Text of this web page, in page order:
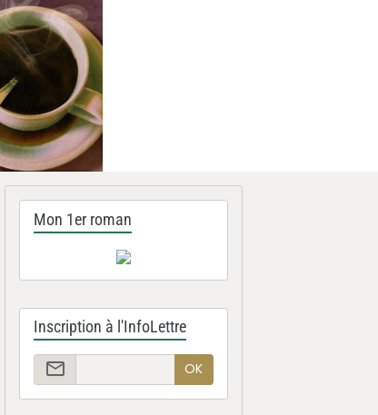
Mon 1er roman
Inscription à l'InfoLettre
OK